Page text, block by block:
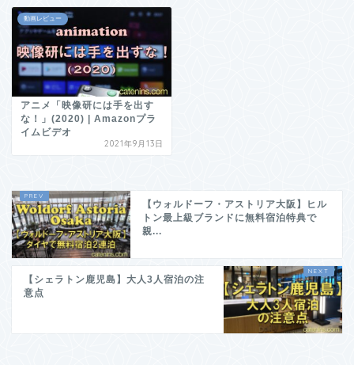
動画レビュー
アニメ「映像研には手を出す
な！」(2020) | Amazonプラ
イムビデオ
2021年9月13日
【ウォルドーフ・アストリア大阪】ヒル
トン最上級ブランドに無料宿泊特典で
親...
【シェラトン鹿児島】大人3人宿泊の注
意点